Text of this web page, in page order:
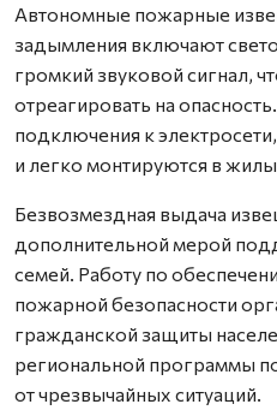
Автономные пожарные
задымления включают
громкий звуковой сигнал,
отреагировать на
подключения к
и легко монтируются в
Безвозмездная выдача
дополнительной мерой
семей. Работу по
пожарной безопасности
гражданской защиты
региональной программы
от чрезвычайных ситуаций.